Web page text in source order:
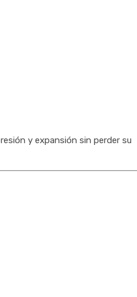
y expansión sin perder su